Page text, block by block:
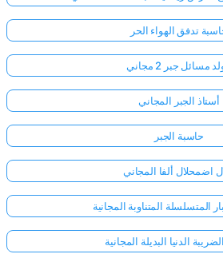
تدفق الهواء الحر
مسائل جبر 2 مجاني
أستاذ الجبر المجاني
حاسبة الجبر
اضمحلال ألفا المجاني
المتسلسلة المتناوبة المجانية
الدنيا البديلة المجانية